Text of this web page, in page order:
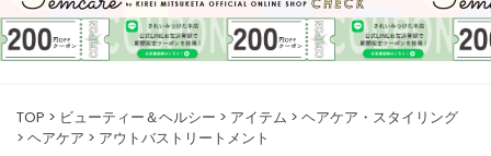
TOP ビューティー＆ヘルシー アイテム
ヘアケア・スタイリング
ヘアケア
アウトバストリートメント